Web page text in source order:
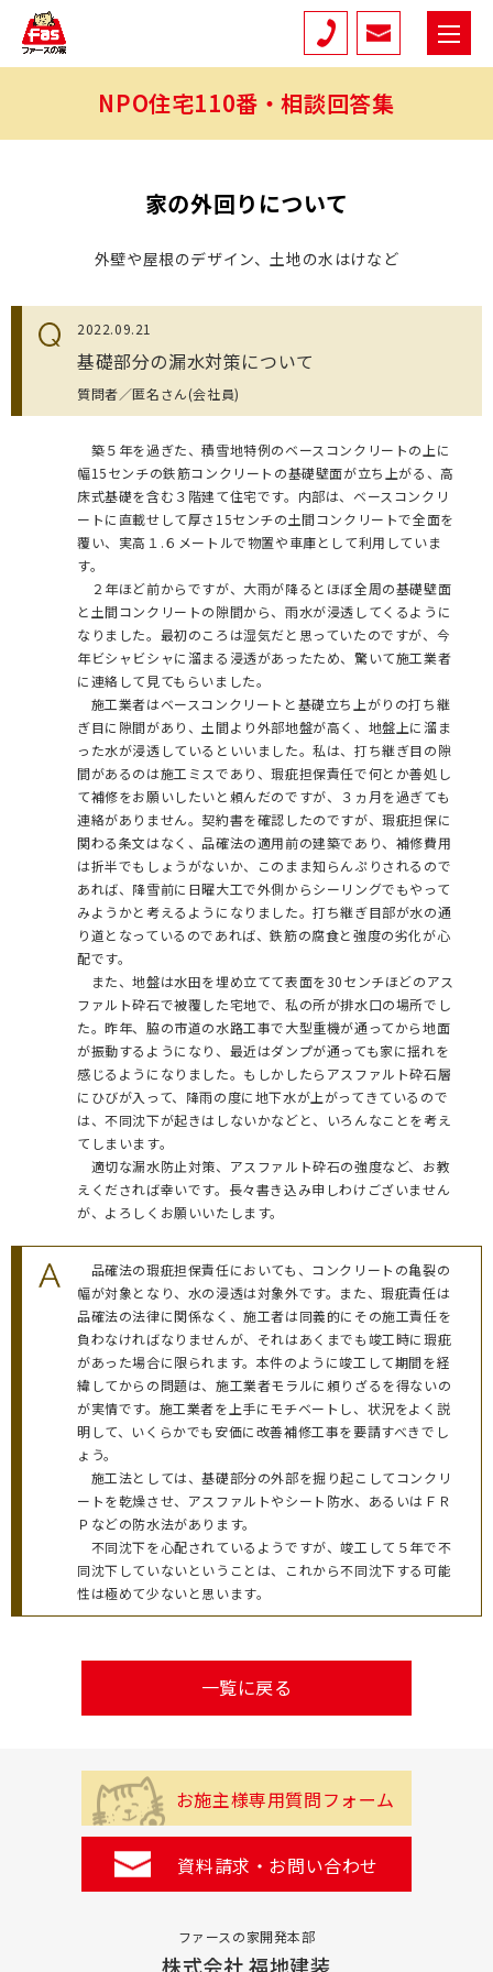
NPO住宅110番・相談回答集
家の外回りについて
外壁や屋根のデザイン、土地の水はけなど
2022.09.21
基礎部分の漏水対策について
質問者／匿名さん(会社員)
築５年を過ぎた、積雪地特例のベースコンクリートの上に
幅15センチの鉄筋コンクリートの基礎壁面が立ち上がる、高
床式基礎を含む３階建て住宅です。内部は、ベースコンクリ
ートに直載せして厚さ15センチの土間コンクリートで全面を
覆い、実高１.６メートルで物置や車庫として利用していま
す。
２年ほど前からですが、大雨が降るとほぼ全周の基礎壁面
と土間コンクリートの隙間から、雨水が浸透してくるように
なりました。最初のころは湿気だと思っていたのですが、今
年ビシャビシャに溜まる浸透があったため、驚いて施工業者
に連絡して見てもらいました。
施工業者はベースコンクリートと基礎立ち上がりの打ち継
ぎ目に隙間があり、土間より外部地盤が高く、地盤上に溜ま
った水が浸透しているといいました。私は、打ち継ぎ目の隙
間があるのは施工ミスであり、瑕疵担保責任で何とか善処し
て補修をお願いしたいと頼んだのですが、３ヵ月を過ぎても
連絡がありません。契約書を確認したのですが、瑕疵担保に
関わる条文はなく、品確法の適用前の建築であり、補修費用
は折半でもしょうがないか、このまま知らんぷりされるので
あれば、降雪前に日曜大工で外側からシーリングでもやって
みようかと考えるようになりました。打ち継ぎ目部が水の通
り道となっているのであれば、鉄筋の腐食と強度の劣化が心
配です。
また、地盤は水田を埋め立てて表面を30センチほどのアス
ファルト砕石で被覆した宅地で、私の所が排水口の場所でし
た。昨年、脇の市道の水路工事で大型重機が通ってから地面
が振動するようになり、最近はダンプが通っても家に揺れを
感じるようになりました。もしかしたらアスファルト砕石層
にひびが入って、降雨の度に地下水が上がってきているので
は、不同沈下が起きはしないかなどと、いろんなことを考え
てしまいます。
適切な漏水防止対策、アスファルト砕石の強度など、お教
えくだされば幸いです。長々書き込み申しわけございません
が、よろしくお願いいたします。
品確法の瑕疵担保責任においても、コンクリートの亀裂の
幅が対象となり、水の浸透は対象外です。また、瑕疵責任は
品確法の法律に関係なく、施工者は同義的にその施工責任を
負わなければなりませんが、それはあくまでも竣工時に瑕疵
があった場合に限られます。本件のように竣工して期間を経
緯してからの問題は、施工業者モラルに頼りざるを得ないの
が実情です。施工業者を上手にモチベートし、状況をよく説
明して、いくらかでも安価に改善補修工事を要請すべきでし
ょう。
施工法としては、基礎部分の外部を掘り起こしてコンクリ
ートを乾燥させ、アスファルトやシート防水、あるいはＦＲ
Ｐなどの防水法があります。
不同沈下を心配されているようですが、竣工して５年で不
同沈下していないということは、これから不同沈下する可能
性は極めて少ないと思います。
一覧に戻る
お施主様専用質問フォーム
資料請求・お問い合わせ
ファースの家開発本部
株式会社 福地建装